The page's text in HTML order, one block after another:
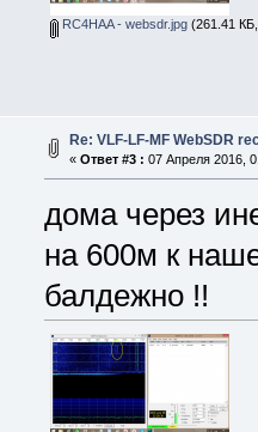
RC4HAA - websdr.jpg(261.41 КБ,
Re: VLF-LF-MF WebSDR
« Ответ #3 : 07 Апреля 2016,
дома через
на 600м к
балдежно !!